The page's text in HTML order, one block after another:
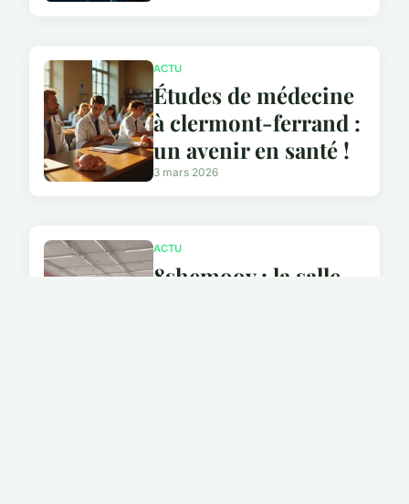
ACTU
Études de médecine
à clermont-ferrand :
un avenir en santé !
3 mars 2026
ACTU
8shemoov : la salle